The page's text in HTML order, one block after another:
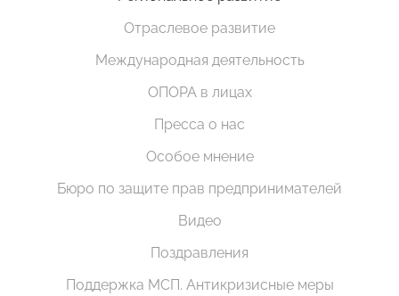
Отраслевое развитие
Международная деятельность
ОПОРА в лицах
Пресса о нас
Особое мнение
Бюро по защите прав предпринимателей
Видео
Поздравления
Поддержка МСП. Антикризисные меры